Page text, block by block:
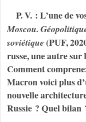
P. V. : L’une de
Moscou.
soviétique (PUF,
russe, une autre sur
Comment
Macron voici plus
nouvelle
Russie ? Quel bilan